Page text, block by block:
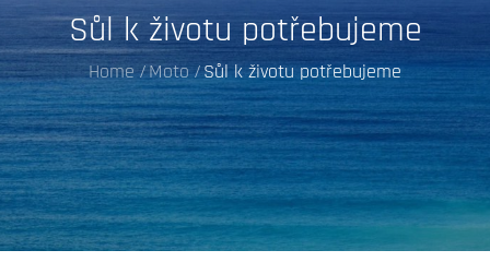
Sůl k životu potřebujeme
Home Moto Sůl k životu potřebujeme